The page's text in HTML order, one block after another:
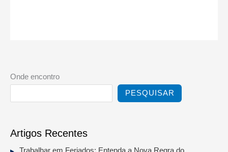
Onde encontro
PESQUISAR
Artigos Recentes
Trabalhar em Feriados: Entenda a Nova Regra do